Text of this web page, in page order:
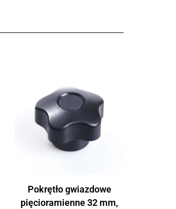
Pokrętło gwiazdowe
pięcioramienne 32 mm,